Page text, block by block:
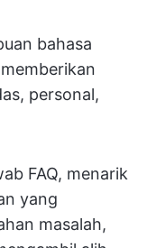
bahasa
personal,
FAQ, menarik
yang
masalah,